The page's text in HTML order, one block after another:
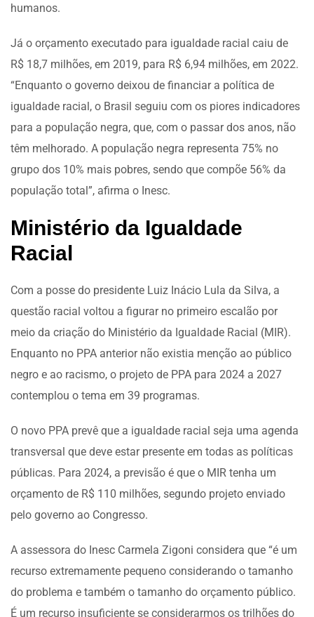
humanos.
Já o orçamento executado para igualdade racial caiu de
R$ 18,7 milhões, em 2019, para R$ 6,94 milhões, em 2022.
“Enquanto o governo deixou de financiar a política de
igualdade racial, o Brasil seguiu com os piores indicadores
para a população negra, que, com o passar dos anos, não
têm melhorado. A população negra representa 75% no
grupo dos 10% mais pobres, sendo que compõe 56% da
população total”, afirma o Inesc.
Ministério da Igualdade
Racial
Com a posse do presidente Luiz Inácio Lula da Silva, a
questão racial voltou a figurar no primeiro escalão por
meio da criação do Ministério da Igualdade Racial (MIR).
Enquanto no PPA anterior não existia menção ao público
negro e ao racismo, o projeto de PPA para 2024 a 2027
contemplou o tema em 39 programas.
O novo PPA prevê que a igualdade racial seja uma agenda
transversal que deve estar presente em todas as políticas
públicas. Para 2024, a previsão é que o MIR tenha um
orçamento de R$ 110 milhões, segundo projeto enviado
pelo governo ao Congresso.
A assessora do Inesc Carmela Zigoni considera que “é um
recurso extremamente pequeno considerando o tamanho
do problema e também o tamanho do orçamento público.
É um recurso insuficiente se considerarmos os trilhões do